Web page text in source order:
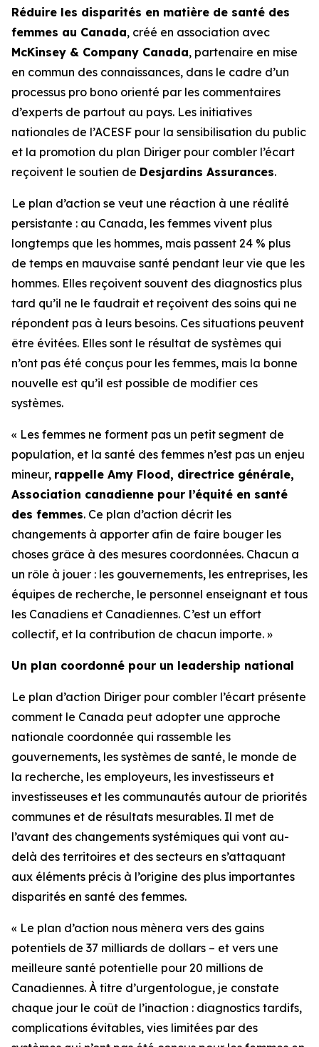
Réduire les disparités en matière de santé des
femmes au Canada, créé en association avec
McKinsey & Company Canada, partenaire en mise
en commun des connaissances, dans le cadre d’un
processus pro bono orienté par les commentaires
d’experts de partout au pays. Les initiatives
nationales de l’ACESF pour la sensibilisation du public
et la promotion du plan Diriger pour combler l’écart
reçoivent le soutien de Desjardins Assurances.
Le plan d’action se veut une réaction à une réalité
persistante : au Canada, les femmes vivent plus
longtemps que les hommes, mais passent 24 % plus
de temps en mauvaise santé pendant leur vie que les
hommes. Elles reçoivent souvent des diagnostics plus
tard qu’il ne le faudrait et reçoivent des soins qui ne
répondent pas à leurs besoins. Ces situations peuvent
être évitées. Elles sont le résultat de systèmes qui
n’ont pas été conçus pour les femmes, mais la bonne
nouvelle est qu’il est possible de modifier ces
systèmes.
« Les femmes ne forment pas un petit segment de
population, et la santé des femmes n’est pas un enjeu
mineur, rappelle Amy Flood, directrice générale,
Association canadienne pour l’équité en santé
des femmes. Ce plan d’action décrit les
changements à apporter afin de faire bouger les
choses grâce à des mesures coordonnées. Chacun a
un rôle à jouer : les gouvernements, les entreprises, les
équipes de recherche, le personnel enseignant et tous
les Canadiens et Canadiennes. C’est un effort
collectif, et la contribution de chacun importe. »
Un plan coordonné pour un leadership national
Le plan d’action Diriger pour combler l’écart présente
comment le Canada peut adopter une approche
nationale coordonnée qui rassemble les
gouvernements, les systèmes de santé, le monde de
la recherche, les employeurs, les investisseurs et
investisseuses et les communautés autour de priorités
communes et de résultats mesurables. Il met de
l’avant des changements systémiques qui vont au-
delà des territoires et des secteurs en s’attaquant
aux éléments précis à l’origine des plus importantes
disparités en santé des femmes.
« Le plan d’action nous mènera vers des gains
potentiels de 37 milliards de dollars – et vers une
meilleure santé potentielle pour 20 millions de
Canadiennes. À titre d’urgentologue, je constate
chaque jour le coût de l’inaction : diagnostics tardifs,
complications évitables, vies limitées par des